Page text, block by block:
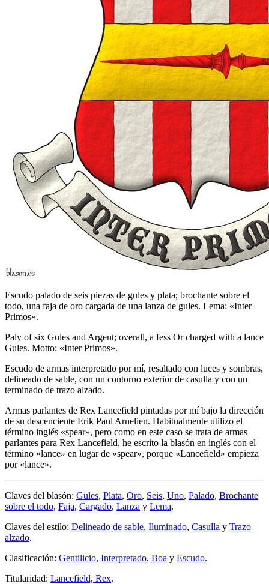
Escudo palado de seis piezas de gules y plata; brochante sobre el
todo, una faja de oro cargada de una lanza de gules. Lema: «Inter
Primos».
Paly of six Gules and Argent; overall, a fess Or charged with a lance
Gules. Motto: «Inter Primos».
Escudo de armas interpretado por mí, resaltado con luces y sombras,
delineado de sable, con un contorno exterior de casulla y con un
terminado de trazo alzado.
Armas parlantes de Rex Lancefield pintadas por mí bajo la dirección
de su descenciente Erik Paul Arnelien. Habitualmente utilizo el
término inglés «spear», pero como en este caso se trata de armas
parlantes para Rex Lancefield, he escrito la blasón en inglés con el
término «lance» en lugar de «spear», porque «Lancefield» empieza
por «lance».
Claves del blasón: Gules, Plata, Oro, Seis, Uno, Palado, Brochante
sobre el todo, Faja, Cargado, Lanza y Lema.
Claves del estilo: Delineado de sable, Iluminado, Casulla y Trazo
alzado.
Clasificación: Gentilicio, Interpretado, Boa y Escudo.
Titularidad: Lancefield, Rex.